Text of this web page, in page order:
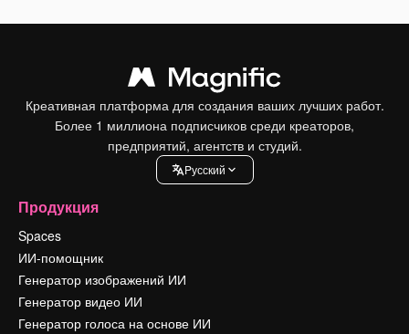
Креативная платформа для создания ваших лучших работ.
Более 1 миллиона подписчиков среди креаторов,
предприятий, агентств и студий.
Pусский
Продукция
Spaces
ИИ-помощник
Генератор изображений ИИ
Генератор видео ИИ
Генератор голоса на основе ИИ